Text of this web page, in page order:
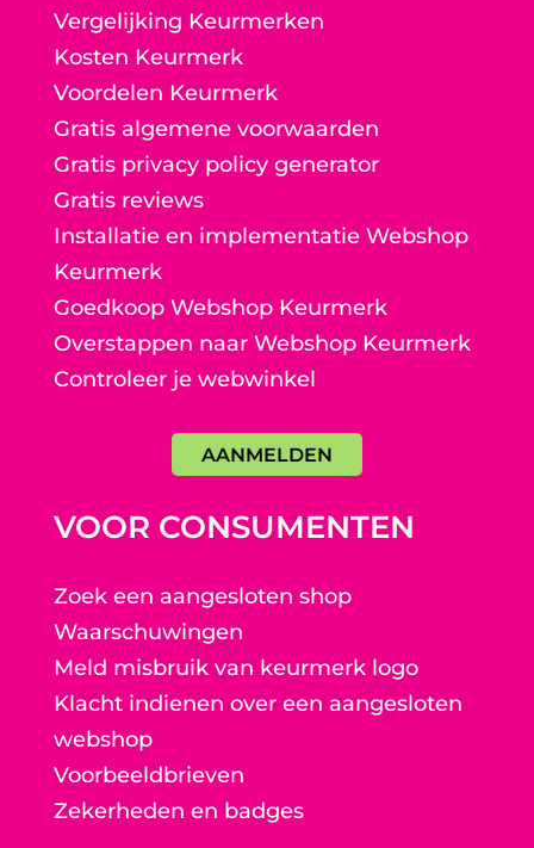
Vergelijking Keurmerken
Kosten Keurmerk
Voordelen Keurmerk
Gratis algemene voorwaarden
Gratis privacy policy generator
Gratis reviews
Installatie en implementatie Webshop
Keurmerk
Goedkoop Webshop Keurmerk
Overstappen naar Webshop Keurmerk
Controleer je webwinkel
AANMELDEN
VOOR CONSUMENTEN
Zoek een aangesloten shop
Waarschuwingen
Meld misbruik van keurmerk logo
Klacht indienen over een aangesloten
webshop
Voorbeeldbrieven
Zekerheden en badges